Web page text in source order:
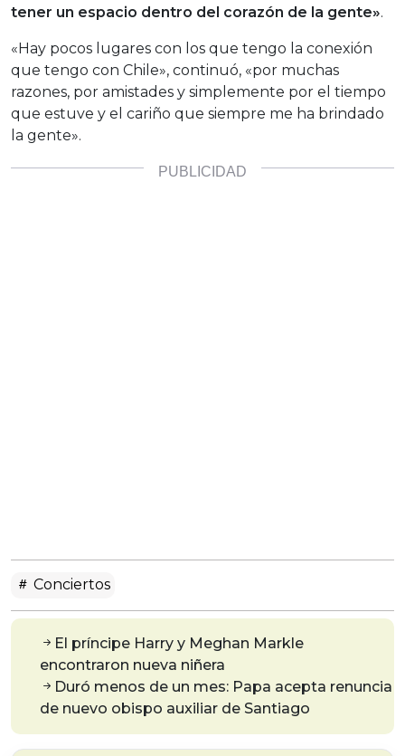
tener un espacio dentro del corazón de la gente».
«Hay pocos lugares con los que tengo la conexión
que tengo con Chile», continuó, «por muchas
razones, por amistades y simplemente por el tiempo
que estuve y el cariño que siempre me ha brindado
la gente».
Conciertos
El príncipe Harry y Meghan Markle
encontraron nueva niñera
Duró menos de un mes: Papa acepta renuncia
de nuevo obispo auxiliar de Santiago